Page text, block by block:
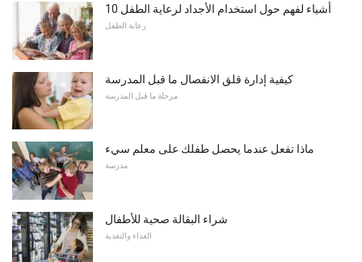
10 أشياء لفهم حول استخدام الأجداد لرعاية الطفل
رعاية الطفل
كيفية إدارة قلق الانفصال ما قبل المدرسة
مرحلة ما قبل المدرسة
ماذا تفعل عندما يحصل طفلك على معلم سيء
مدرسة
شراء البقالة صحية للأطفال
الغذاء والتغذية